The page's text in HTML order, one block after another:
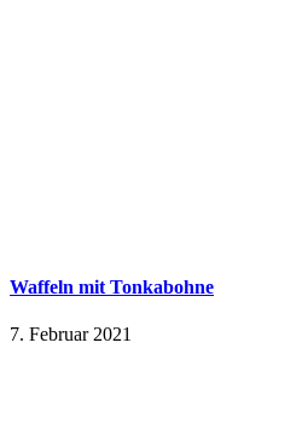
Waffeln mit Tonkabohne
7. Februar 2021